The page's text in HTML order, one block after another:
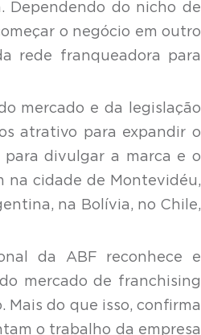
Dependendo do nicho de
o negócio em outro
rede franqueadora para
mercado e da legislação
atrativo para expandir o
divulgar a marca e o
na cidade de Montevidéu,
na Bolívia, no Chile,
da ABF reconhece e
mercado de franchising
Mais do que isso, confirma
o trabalho da empresa